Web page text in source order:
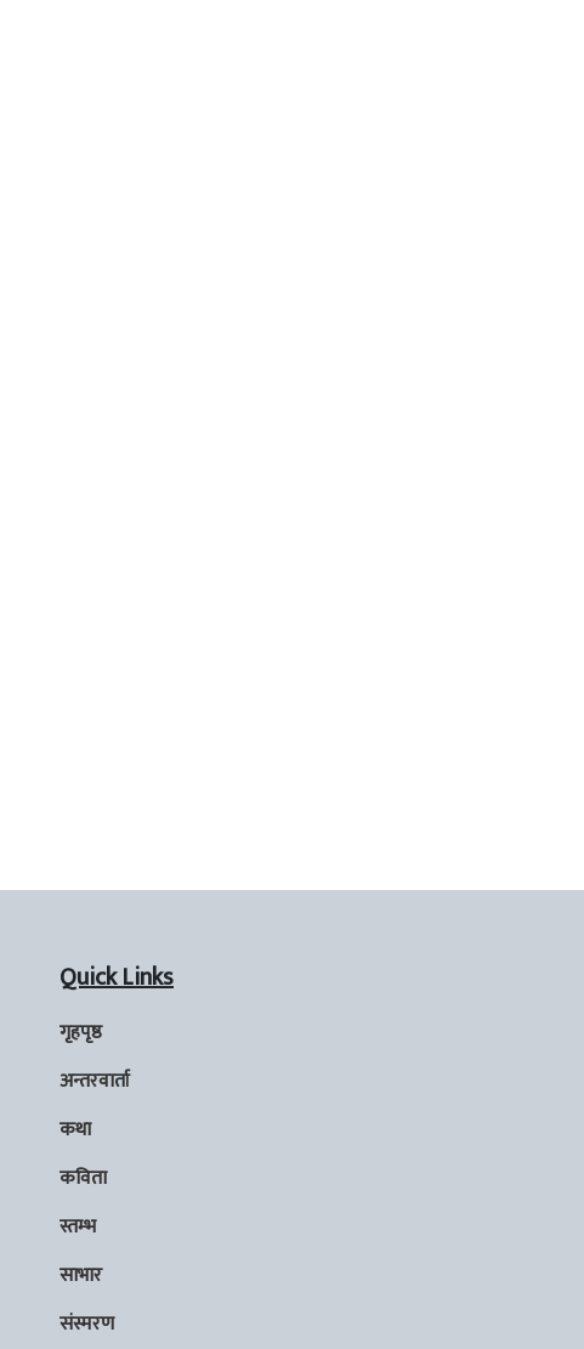
Quick Links
गृहपृष्ठ
अन्तरवार्ता
कथा
कविता
स्तम्भ
साभार
संस्मरण